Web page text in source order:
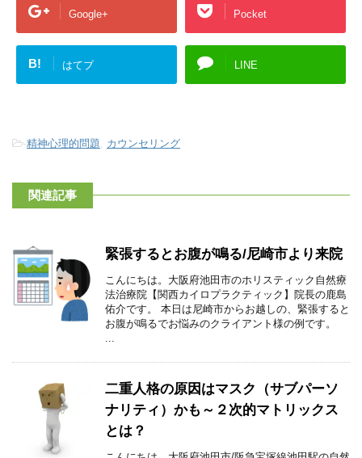
Google+ Pocket
B! はてブ LINE
-精神心理的問題, カウンセリング
関連記事
緊張するとお腹が鳴る/尼崎市より来院
こんにちは。大阪府池田市のホリスティック自然療
法治療院【関西カイロプラクティック】院長の鹿島
佑介です。 本日は尼崎市からお越しの、緊張すると
お腹が鳴るでお悩みのクライアント様の例です。
...
二重人格の原因はマスク（サブパーソ
ナリティ）かも～２次的マトリックス
とは？